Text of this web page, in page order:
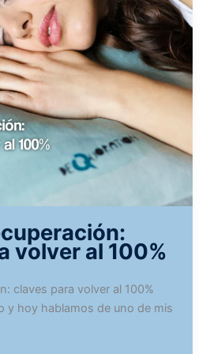
volver al 100%
claves para volver al 100%
y hoy hablamos de uno de mis